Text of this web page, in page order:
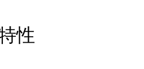
性